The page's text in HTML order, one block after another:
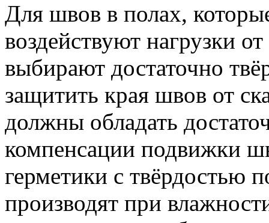
Для швов в полах,
воздействуют нагрузки
выбирают достаточно
защитить края швов от
должны обладать
компенсации подвижки
герметики с твёрдостью
производят при